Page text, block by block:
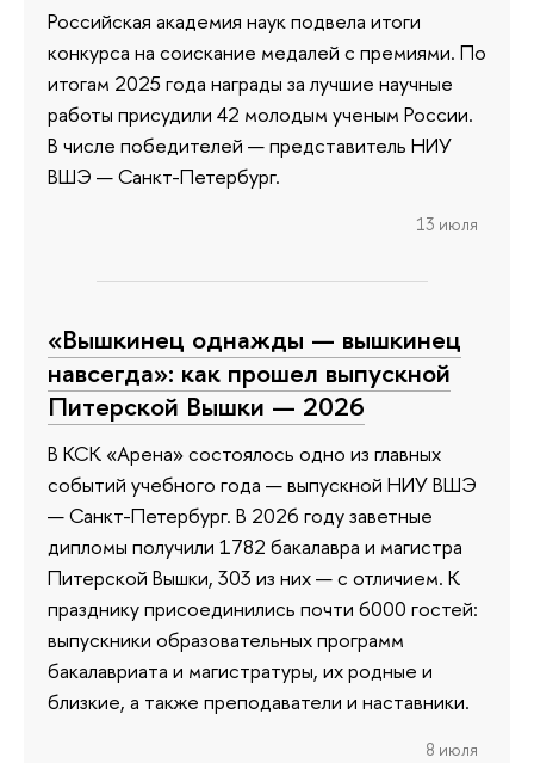
Российская академия наук подвела итоги
конкурса на соискание медалей с премиями. По
итогам 2025 года награды за лучшие научные
работы присудили 42 молодым ученым России.
В числе победителей — представитель НИУ
ВШЭ — Санкт-Петербург.
13 июля
«Вышкинец однажды — вышкинец
навсегда»: как прошел выпускной
Питерской Вышки — 2026
В КСК «Арена» состоялось одно из главных
событий учебного года — выпускной НИУ ВШЭ
— Санкт-Петербург. В 2026 году заветные
дипломы получили 1782 бакалавра и магистра
Питерской Вышки, 303 из них — с отличием. К
празднику присоединились почти 6000 гостей:
выпускники образовательных программ
бакалавриата и магистратуры, их родные и
близкие, а также преподаватели и наставники.
8 июля